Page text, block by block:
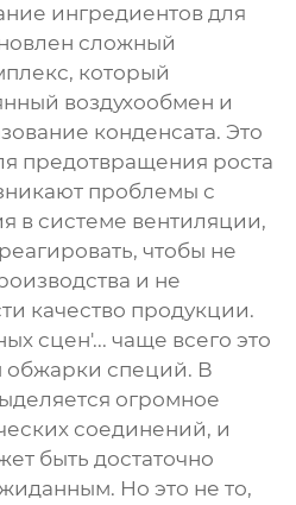
ингредиентов для
сложный
который
воздухообмен и
конденсата. Это
предотвращения роста
проблемы с
в системе вентиляции,
чтобы не
и не
качество продукции.
сцен'... чаще всего это
обжарки специй. В
огромное
соединений, и
быть достаточно
Но это не то,